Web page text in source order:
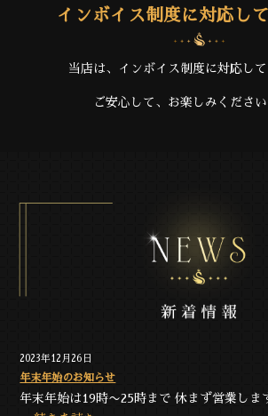
インボイス制度に対応し
当店は、インボイス制度に対応して
ご安心して、お楽しみください
2023年12月26日
年末年始のお知らせ
年末年始は19時〜25時まで 休まず営業しま